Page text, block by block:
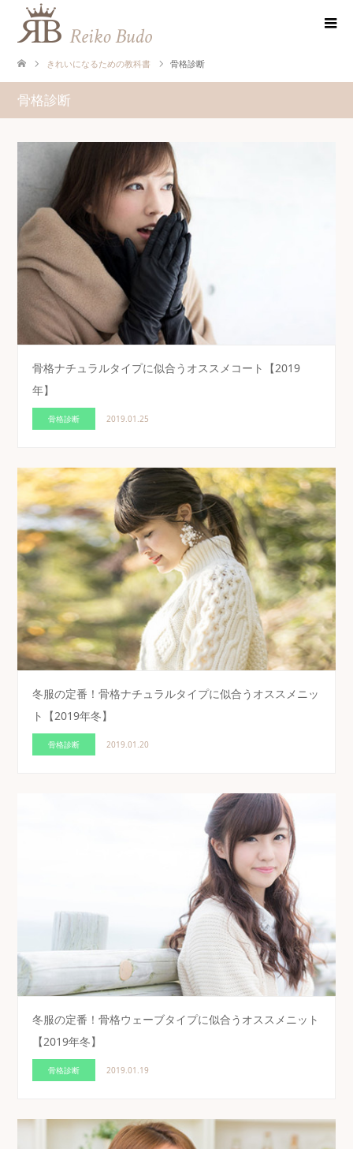
きれいになるための教科書 骨格診断
骨格診断
骨格ナチュラルタイプに似合うオススメコート【2019
年】
骨格診断 2019.01.25
冬服の定番！骨格ナチュラルタイプに似合うオススメニッ
ト【2019年冬】
骨格診断 2019.01.20
冬服の定番！骨格ウェーブタイプに似合うオススメニット
【2019年冬】
骨格診断 2019.01.19